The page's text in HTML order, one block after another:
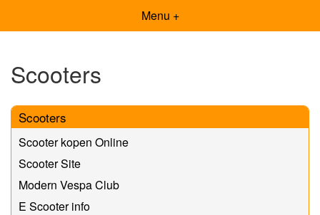
Menu +
Scooters
Scooters
Scooter kopen Online
Scooter Site
Modern Vespa Club
E Scooter info